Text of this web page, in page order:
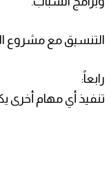
التنسيق مع مشروع
رابعاً:
تنفيذ أي مهام أخرى